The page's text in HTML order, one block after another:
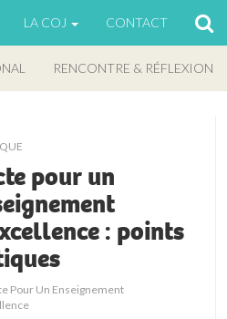
LA COJ CONTACT
RENCONTRE & RÉFLEXION
pour un
: points
Pour Un Enseignement